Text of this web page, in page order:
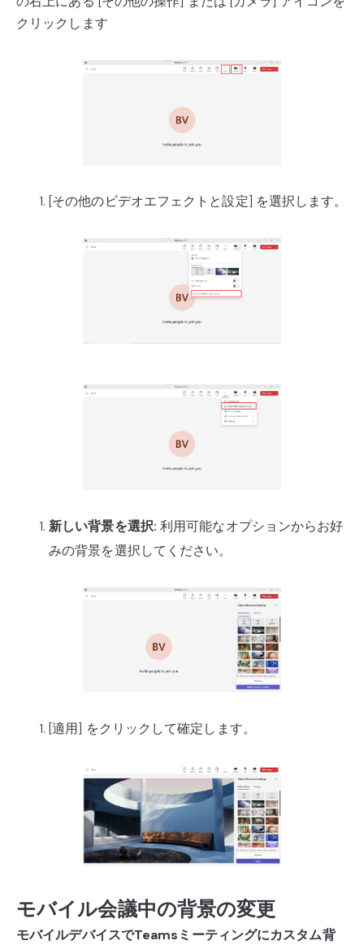
クリックします
[その他のビデオエフェクトと設定] を選択します。
新しい背景を選択: 利用可能なオプションからお好
みの背景を選択してください。
[適用] をクリックして確定します。
モバイル会議中の背景の変更
モバイルデバイスでTeamsミーティングにカスタム背